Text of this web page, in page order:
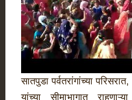
सातपुडा पर्वतरांगांच्या
यांच्या सीमाभागात